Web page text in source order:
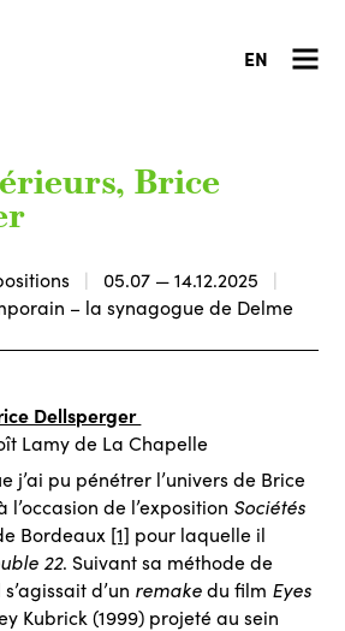
EN
Brice
05.07 — 14.12.2025
– la synagogue de Delme
Dellsperger
Lamy de La Chapelle
j’ai pu pénétrer l’univers de Brice
de l’exposition Sociétés
Bordeaux [1] pour laquelle il
22. Suivant sa méthode de
d’un remakedu film Eyes
Kubrick (1999) projeté au sein